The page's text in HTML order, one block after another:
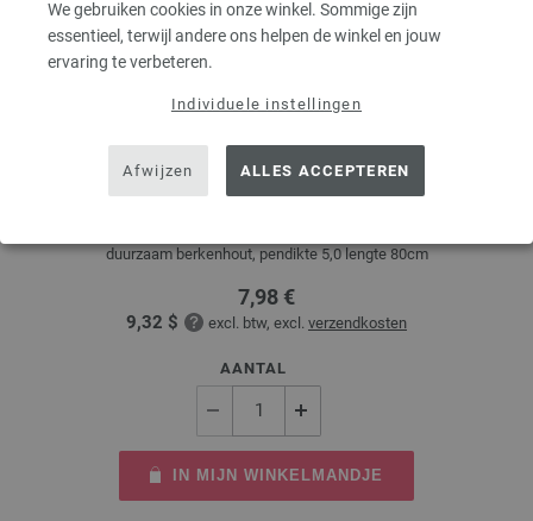
We gebruiken cookies in onze winkel. Sommige zijn
essentieel, terwijl andere ons helpen de winkel en jouw
ervaring te verbeteren.
Individuele instellingen
Afwijzen ALLES ACCEPTEREN
Rondbreinaalden Designer Hout Multicolor dikte
5,0/80cm
duurzaam berkenhout, pendikte 5,0 lengte 80cm
7,98 €
9,32 $ excl. btw, excl. verzendkosten
AANTAL
IN MIJN WINKELMANDJE